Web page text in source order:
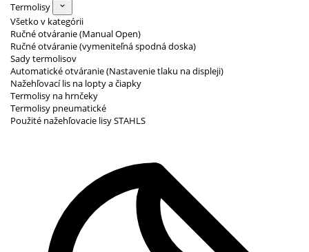
Termolisy
Všetko v kategórii
Ručné otváranie (Manual Open)
Ručné otváranie (vymeniteľná spodná doska)
Sady termolisov
Automatické otváranie (Nastavenie tlaku na displeji)
Nažehľovací lis na lopty a čiapky
Termolisy na hrnčeky
Termolisy pneumatické
Použité nažehľovacie lisy STAHLS